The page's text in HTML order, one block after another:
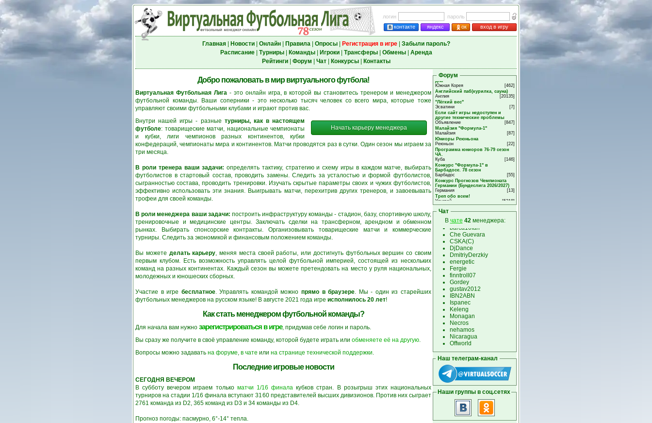
логин
пароль
контакте
яндекс ок вход в игру
Главная| Новости| Онлайн| Правила| Опросы| Регистрация в игре| Забыли пароль?
Расписание| Турниры| Команды| Игроки| Трансферы| Обмены| Аренда
Рейтинги| Форум Чат| Конкурсы| Контакты
Добро пожаловать в мир виртуального футбола!
Виртуальная Футбольная Лига- это онлайн игра, в которой вы становитесь тренером и менеджером
футбольной команды. Ваши соперники - это несколько тысяч человек со всего мира, которые тоже
управляют своими футбольными клубами и играют против вас.
Начать карьеру менеджера
Внутри нашей игры - разные турниры, как в настоящем
футболе: товарищеские матчи, национальные чемпионаты
и кубки, лиги чемпионов разных континентов, кубки
конфедераций, чемпионаты мира и континентов. Матчи проводятся раз в сутки. Один сезон мы играем за
три месяца.
В роли тренера ваши задачи: определять тактику, стратегию и схему игры в каждом матче, выбирать
футболистов в стартовый состав, проводить замены. Следить за усталостью и формой футболистов,
сыгранностью состава, проводить тренировки. Изучать скрытые параметры своих и чужих футболистов,
эффективно использовать эти знания. Выигрывать матчи, перехитрив других тренеров, и завоевывать
трофеи для своей команды.
В роли менеджера ваши задачи: построить инфраструктуру команды - стадион, базу, спортивную школу,
тренировочные и медицинские центры. Заключать сделки на трансферном, арендном и обменном
рынках. Выбирать спонсорские контракты. Организовывать товарищеские матчи и коммерческие
турниры. Следить за экономикой и финансовым положением команды.
Вы можете делать карьеру, меняя места своей работы, или достигнуть футбольных вершин со своим
первым клубом. Есть возможность управлять целой футбольной империей, состоящей из нескольких
команд на разных континентах. Каждый сезон вы можете претендовать на место у руля национальных,
молодежных и юношеских сборных.
Участие в игре бесплатное. Управлять командой можнопрямо в браузере. Мы - один из старейших
футбольных менеджеров на русском языке! В августе 2021 года игре исполнилось 20 лет!
Как стать менеджером футбольной команды?
Для начала вам нужно зарегистрироваться в игре, придумав себе логин и пароль.
Вы сразу же получите в своё управление команду, которой будете играть или обменяете её на другую.
Вопросы можно задавать на форуме, в чате или на странице технической поддержки.
Последние игровые новости
СЕГОДНЯ ВЕЧЕРОМ
В субботу вечером играем только матчи 1/16 финала кубков стран. В розыгрыш этих национальных
турниров на стадии 1/16 финала вступают 3160 представителей высших дивизионов. Против них сыграет
2761 команда из D2, 365 команд из D3 и 34 команды из D4.
Прогноз погоды: пасмурно, 6°-14° тепла.
Форум
Чат
Наш телеграм-канал
Наши группы в соц.сетях